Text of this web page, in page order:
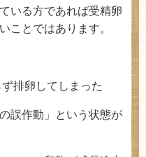
いる方であれば受精卵
ことではあります。
排卵してしまった
誤作動」という状態が